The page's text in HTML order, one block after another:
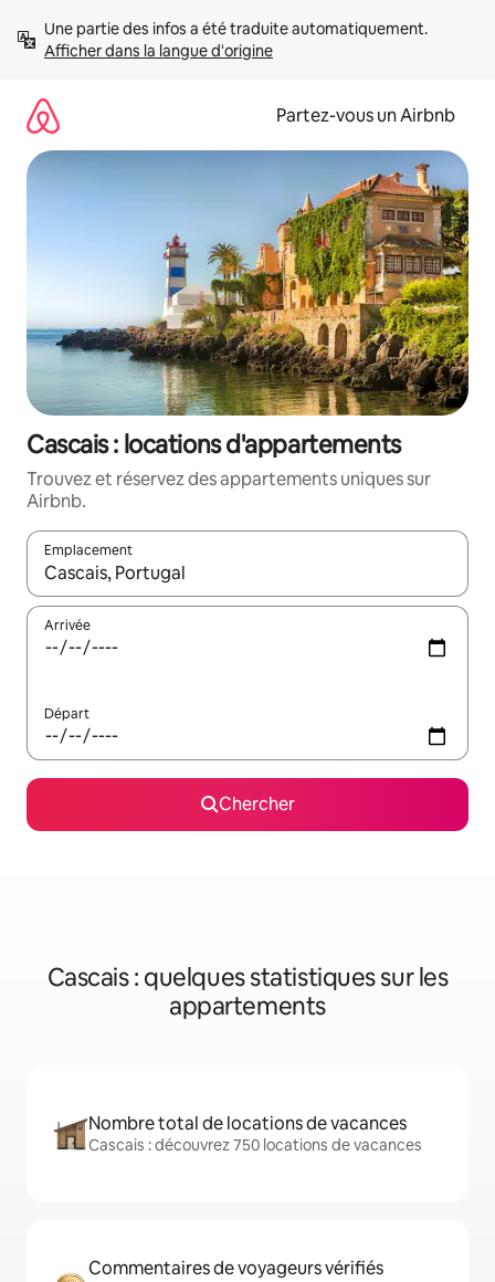
directement
Afficher dans la langue d'origine
Partez-vous un Airbnb
Cascais : locations d'appartements
Trouvez et réservez des appartements uniques sur
Airbnb.
Emplacement
Quand les résultats sont affichés, parcourez-les en utilisant
Arrivée
Départ
Chercher
Cascais : quelques statistiques sur les
appartements
Nombre total de locations de vacances
Cascais : découvrez 750 locations de vacances
Commentaires de voyageurs vérifiés